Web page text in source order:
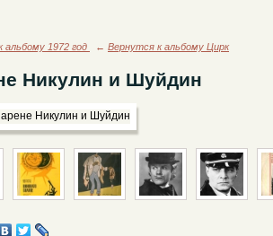
альбому 1972 год ← Вернутся к альбому Цирк
Никулин и Шуйдин